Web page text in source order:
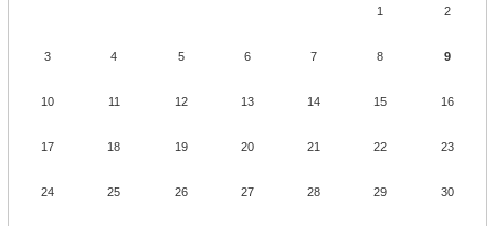
1 2
3 4 5 6 7 8 9
10 11 12 13 14 15 16
17 18 19 20 21 22 23
24 25 26 27 28 29 30